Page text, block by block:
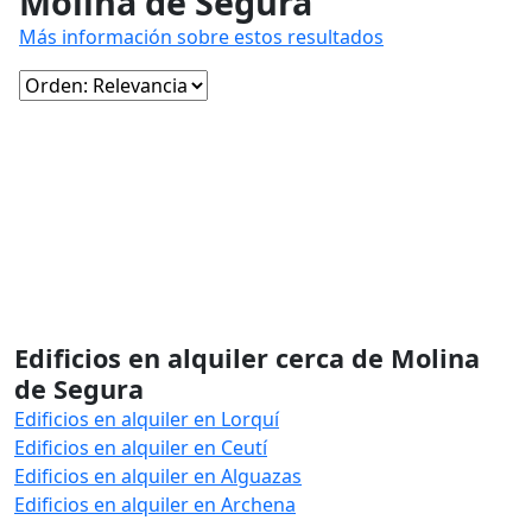
Más información sobre estos resultados
Edificios en alquiler cerca de Molina
de Segura
Edificios en alquiler en Lorquí
Edificios en alquiler en Ceutí
Edificios en alquiler en Alguazas
Edificios en alquiler en Archena